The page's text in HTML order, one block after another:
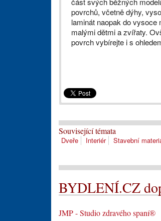
povrchů, včetně dýhy,
laminát naopak do vysoce
malými dětmi a zvířaty.
povrch vybírejte i s
Související témata
Dveře Interiér Stavební
BYDLENÍ.CZ
JMP - Studio zdravého spaní®